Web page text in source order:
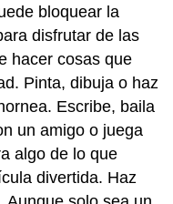
bloquear la
disfrutar de las
hacer cosas que
Pinta, dibuja o haz
Escribe, baila
un amigo o juega
algo de lo que
divertida. Haz